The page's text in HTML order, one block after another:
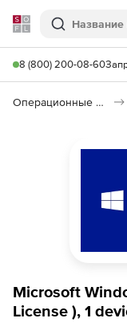
Softline
Поиск
8 (800) 200-08-60
Операционные системы
Microsoft
License ), 1